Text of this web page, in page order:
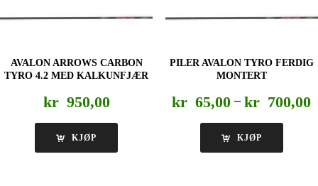
AVALON ARROWS CARBON
TYRO 4.2 MED KALKUNFJÆR
kr 950,00
KJØP
PILER AVALON TYRO FERDIG
MONTERT
kr 65,00 – kr 700,00
KJØP